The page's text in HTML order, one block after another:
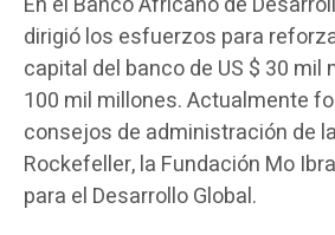
dirigió los esfuerzos para
capital del banco de US $ 30 mil
100 mil millones. Actualmente
consejos de administración de
Rockefeller, la Fundación Mo
para el Desarrollo Global.